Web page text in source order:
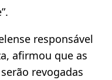
responsável
afirmou que as
revogadas